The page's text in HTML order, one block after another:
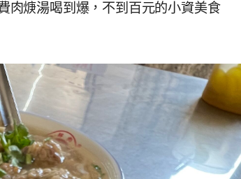
肉焿湯喝到爆，不到百元的小資美食